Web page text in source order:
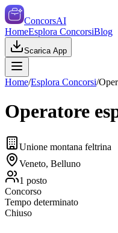
ConcorsAI
HomeEsplora ConcorsiBlog
Scarica App
Home/Esplora Concorsi/
Operatore
Unione montana feltrina
Veneto, Belluno
1 posto
Concorso
Tempo determinato
Chiuso